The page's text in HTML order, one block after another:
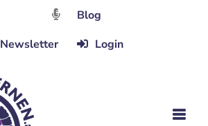
Blog
Newsletter
Login